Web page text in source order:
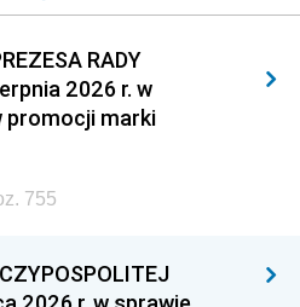
2012
2009
2006
1994
RADY
2026 r. w
promocji marki
755